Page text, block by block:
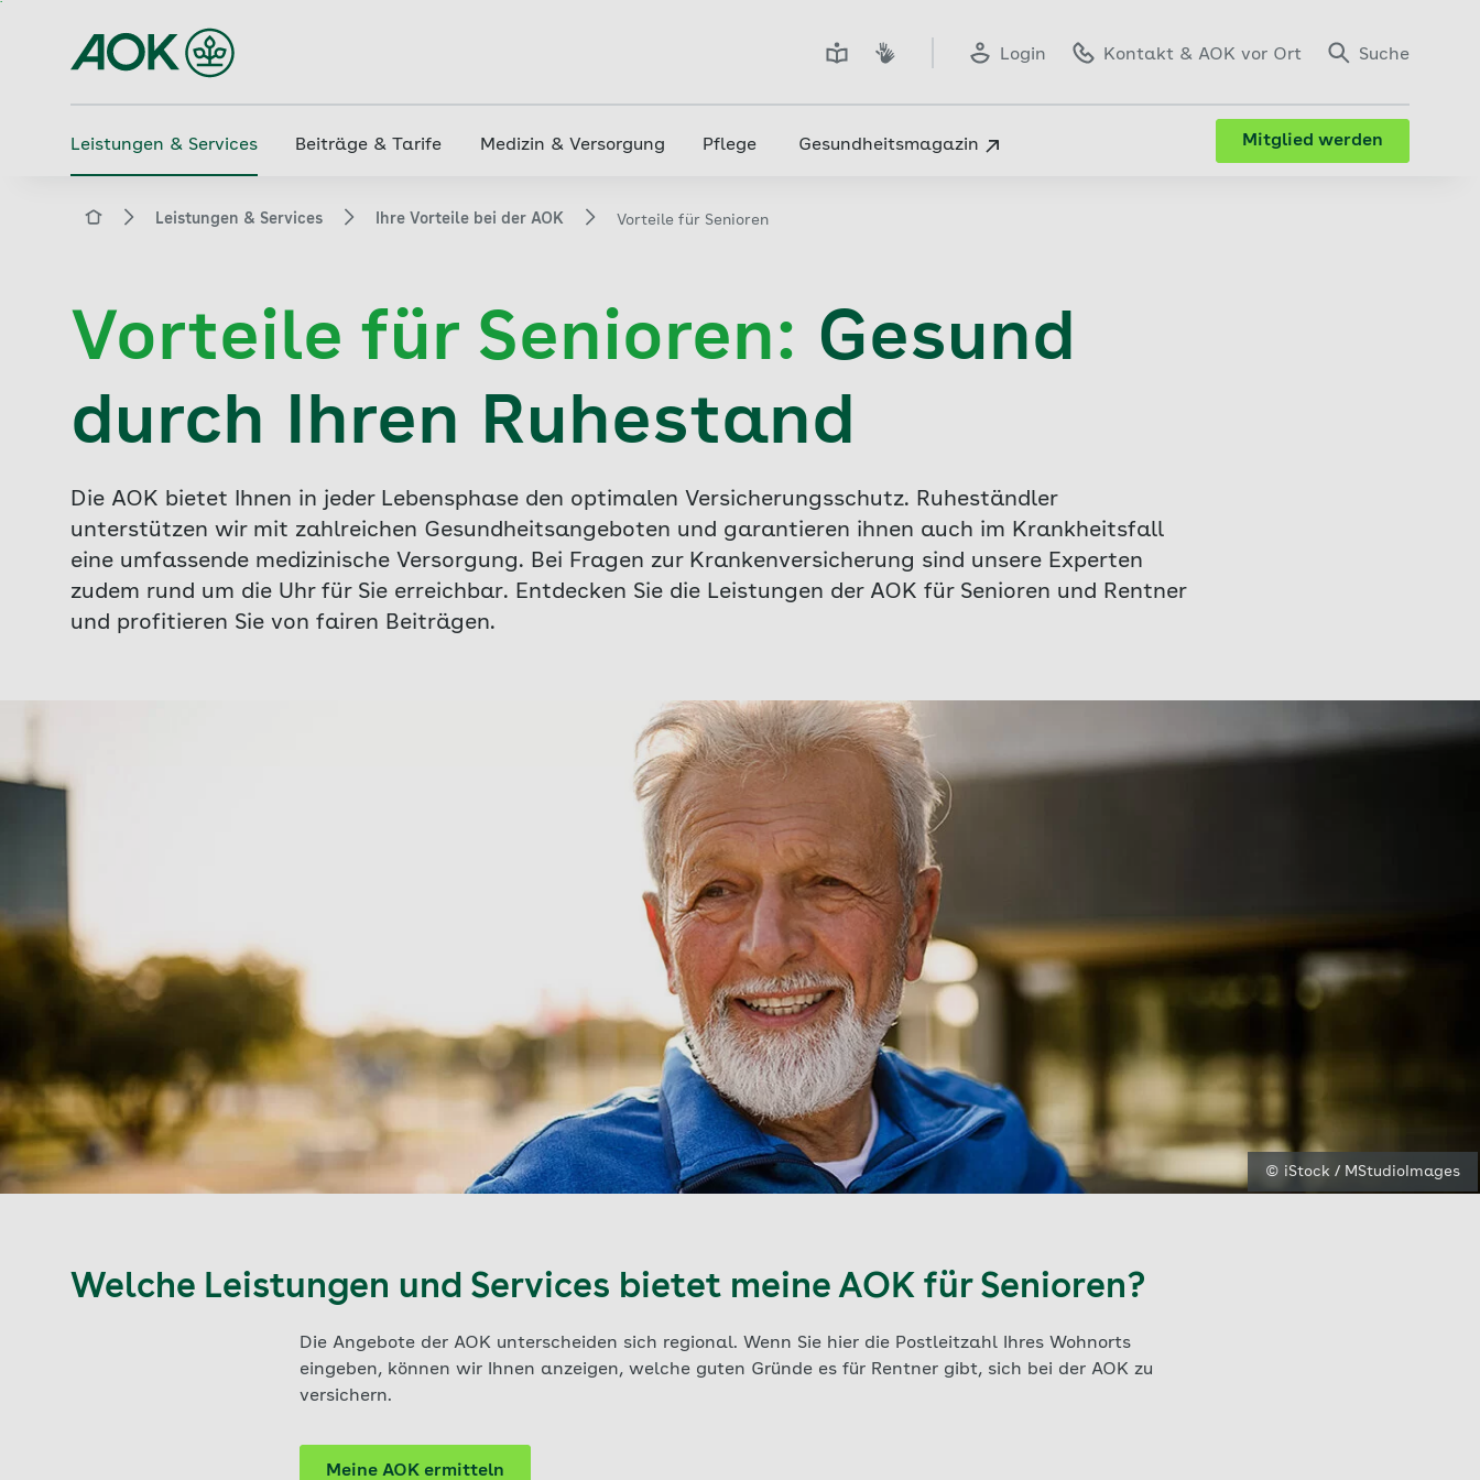
Hauptinhalt
springen
Login Kontakt & AOK vor Ort Suche
Leistungen & Services Beiträge & Tarife Medizin & Versorgung Pflege Gesundheitsmagazin Mitglied werden
aok.de Leistungen & Services Ihre Vorteile bei der AOK Vorteile für Senioren
Vorteile für Senioren: Gesund
durch Ihren Ruhestand
Die AOK bietet Ihnen in jeder Lebensphase den optimalen Versicherungsschutz. Ruheständler
unterstützen wir mit zahlreichen Gesundheitsangeboten und garantieren ihnen auch im Krankheitsfall
eine umfassende medizinische Versorgung. Bei Fragen zur Krankenversicherung sind unsere Experten
zudem rund um die Uhr für Sie erreichbar. Entdecken Sie die Leistungen der AOK für Senioren und Rentner
und profitieren Sie von fairen Beiträgen.
© iStock / MStudioImages
Welche Leistungen und Services bietet meine AOK für Senioren?
Die Angebote der AOK unterscheiden sich regional. Wenn Sie hier die Postleitzahl Ihres Wohnorts
eingeben, können wir Ihnen anzeigen, welche guten Gründe es für Rentner gibt, sich bei der AOK zu
versichern.
Meine AOK ermitteln